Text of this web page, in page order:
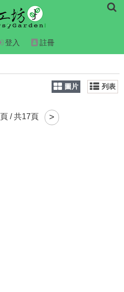
登入 註冊
圖片 列表
頁 / 共17頁 >